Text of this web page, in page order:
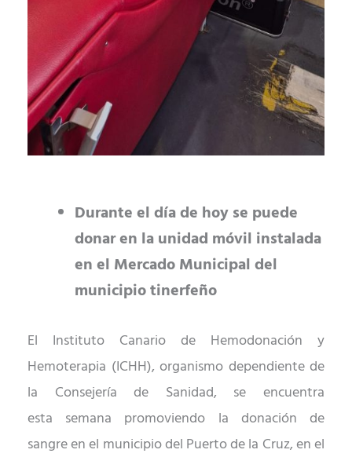
Durante el día de hoyse puede
donar en la unidad móvil instalada
en el Mercado Municipal del
municipio tinerfeño
El Instituto Canario de Hemodonación y
Hemoterapia (ICHH), organismo dependiente de
la Consejería de Sanidad, se encuentra
esta semana promoviendo la donación de
sangreen el municipio del Puerto de la Cruz, en el